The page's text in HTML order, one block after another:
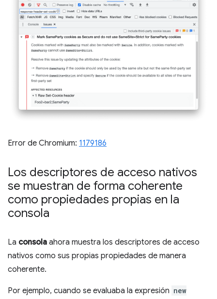
Error de Chromium: 1179186
Los descriptores de acceso nativos
se muestran de forma coherente
como propiedades propias en la
consola
La consola ahora muestra los descriptores de acceso
nativos como sus propias propiedades de manera
coherente.
Por ejemplo, cuando se evaluaba la expresión new